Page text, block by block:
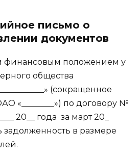
письмо о
документов
финансовым положением у
общества
(сокращенное
«________») по договору №
20__ года за март 20_
задолженность в размере